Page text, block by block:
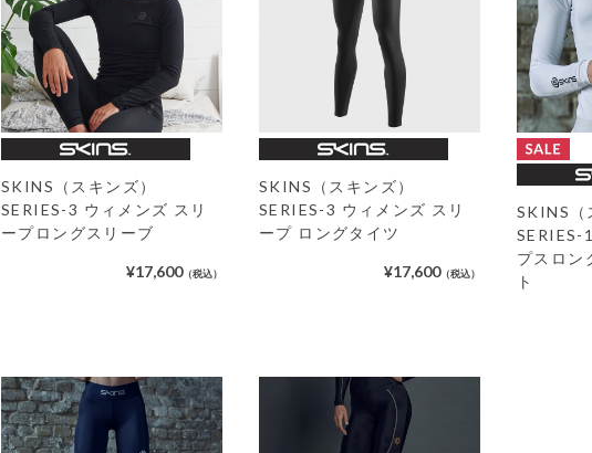
SKINS（スキンズ）
SERIES-3 ウィメンズ スリ
ープロングスリーブ
¥17,600（税込）
SKINS（スキンズ）
SERIES-3 ウィメンズ スリ
ープ ロングタイツ
¥17,600（税込）
SKINS（
SERIES-
プスロン
ト